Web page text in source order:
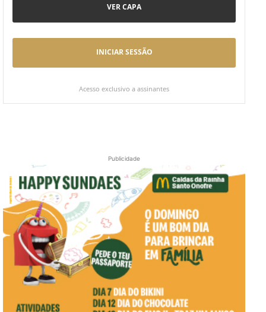
VER CAPA
INICIAR SESSÃO
Acesso exclusivo a assinantes
Publicidade